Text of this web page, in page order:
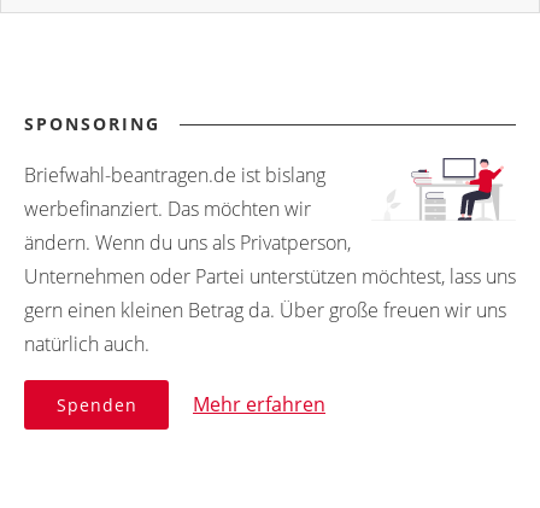
SPONSORING
Briefwahl-beantragen.de ist bislang
werbefinanziert. Das möchten wir
ändern. Wenn du uns als Privatperson,
Unternehmen oder Partei unterstützen möchtest, lass uns
gern einen kleinen Betrag da. Über große freuen wir uns
natürlich auch.
Spenden Mehr erfahren